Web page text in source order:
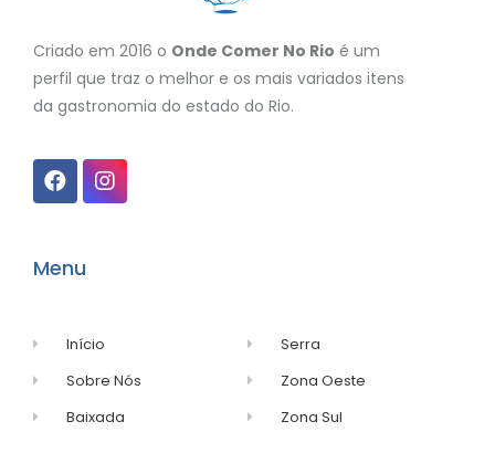
Criado em 2016 o Onde Comer No Rio é um
perfil que traz o melhor e os mais variados itens
da gastronomia do estado do Rio.
Menu
Início
Sobre Nós
Baixada
Serra
Zona Oeste
Zona Sul